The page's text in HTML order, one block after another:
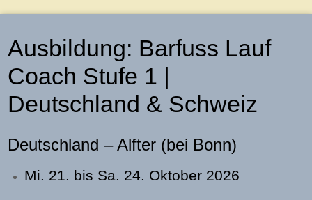
Ausbildung: Barfuss Lauf
Coach Stufe 1 |
Deutschland & Schweiz
Deutschland – Alfter (bei Bonn)
Mi. 21. bis Sa. 24. Oktober 2026